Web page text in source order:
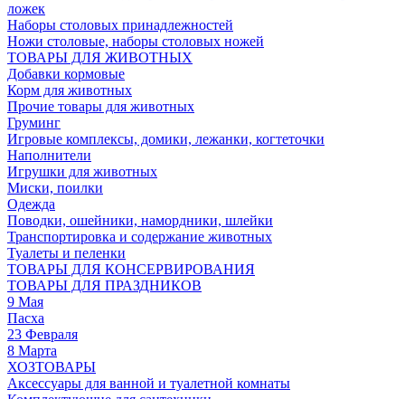
ложек
Наборы столовых принадлежностей
Ножи столовые, наборы столовых ножей
ТОВАРЫ ДЛЯ ЖИВОТНЫХ
Добавки кормовые
Корм для животных
Прочие товары для животных
Груминг
Игровые комплексы, домики, лежанки, когтеточки
Наполнители
Игрушки для животных
Миски, поилки
Одежда
Поводки, ошейники, намордники, шлейки
Транспортировка и содержание животных
Туалеты и пеленки
ТОВАРЫ ДЛЯ КОНСЕРВИРОВАНИЯ
ТОВАРЫ ДЛЯ ПРАЗДНИКОВ
9 Мая
Пасха
23 Февраля
8 Марта
ХОЗТОВАРЫ
Аксессуары для ванной и туалетной комнаты